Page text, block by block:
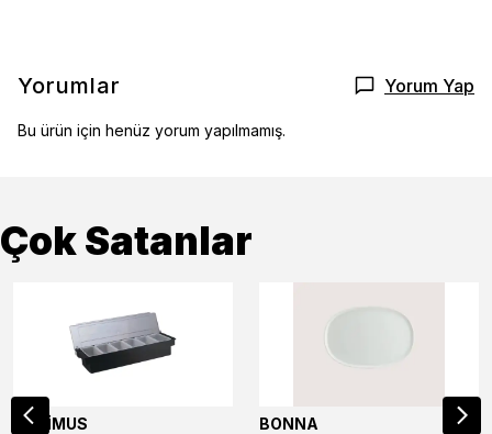
Yorumlar Yorum Yap
Bu ürün için henüz yorum yapılmamış.
Çok Satanlar
OPTİMUS BONNA